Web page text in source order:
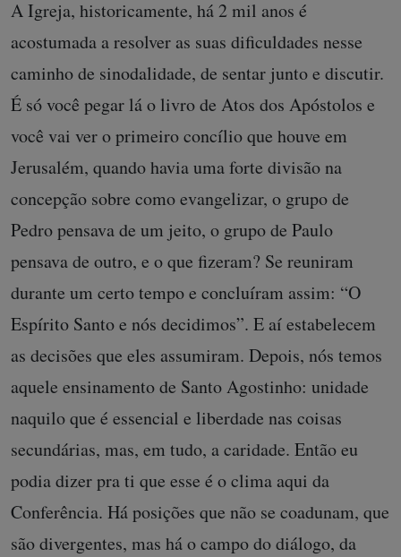
A Igreja, historicamente, há 2 mil anos é
acostumada a resolver as suas dificuldades nesse
caminho de sinodalidade, de sentar junto e discutir.
É só você pegar lá o livro de Atos dos Apóstolos e
você vai ver o primeiro concílio que houve em
Jerusalém, quando havia uma forte divisão na
concepção sobre como evangelizar, o grupo de
Pedro pensava de um jeito, o grupo de Paulo
pensava de outro, e o que fizeram? Se reuniram
durante um certo tempo e concluíram assim: “O
Espírito Santo e nós decidimos”. E aí estabelecem
as decisões que eles assumiram. Depois, nós temos
aquele ensinamento de Santo Agostinho: unidade
naquilo que é essencial e liberdade nas coisas
secundárias, mas, em tudo, a caridade. Então eu
podia dizer pra ti que esse é o clima aqui da
Conferência. Há posições que não se coadunam, que
são divergentes, mas há o campo do diálogo, da